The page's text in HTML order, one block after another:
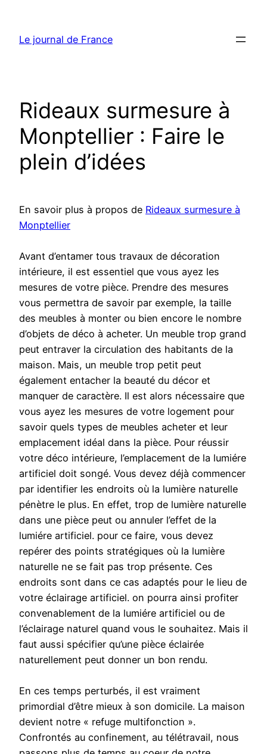
contenu
Le journal de France
Rideaux surmesure à
Monptellier : Faire le
plein d’idées
En savoir plus à propos de Rideaux surmesure à
Monptellier
Avant d’entamer tous travaux de décoration
intérieure, il est essentiel que vous ayez les
mesures de votre pièce. Prendre des mesures
vous permettra de savoir par exemple, la taille
des meubles à monter ou bien encore le nombre
d’objets de déco à acheter. Un meuble trop grand
peut entraver la circulation des habitants de la
maison. Mais, un meuble trop petit peut
également entacher la beauté du décor et
manquer de caractère. Il est alors nécessaire que
vous ayez les mesures de votre logement pour
savoir quels types de meubles acheter et leur
emplacement idéal dans la pièce. Pour réussir
votre déco intérieure, l’emplacement de la lumiére
artificiel doit songé. Vous devez déjà commencer
par identifier les endroits où la lumière naturelle
pénètre le plus. En effet, trop de lumière naturelle
dans une pièce peut ou annuler l’effet de la
lumiére artificiel. pour ce faire, vous devez
repérer des points stratégiques où la lumière
naturelle ne se fait pas trop présente. Ces
endroits sont dans ce cas adaptés pour le lieu de
votre éclairage artificiel. on pourra ainsi profiter
convenablement de la lumiére artificiel ou de
l’éclairage naturel quand vous le souhaitez. Mais il
faut aussi spécifier qu’une pièce éclairée
naturellement peut donner un bon rendu.
En ces temps perturbés, il est vraiment
primordial d’être mieux à son domicile. La maison
devient notre « refuge multifonction ».
Confrontés au confinement, au télétravail, nous